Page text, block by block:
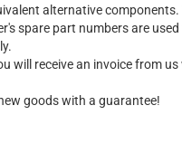
alternative components.
spare part numbers are
will receive an invoice from us
goods with a guarantee!